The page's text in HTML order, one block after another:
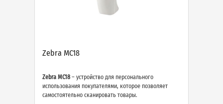
Zebra MC18
Zebra MC18 – устройство для персонального
использования покупателями, которое позволяет
самостоятельно сканировать товары.